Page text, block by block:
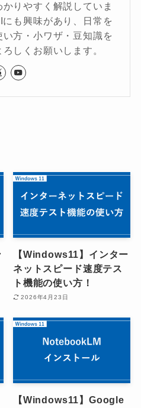
りやすく解説していま
も興味があり、日常を
方・小ワザ・豆知識を
しくお願いします。
【Windows11】インター
ネットスピード速度テス
ト機能の使い方！
2026年4月23日
【Windows11】Google